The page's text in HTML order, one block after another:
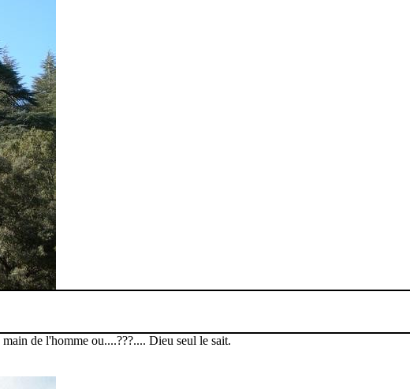
de l'homme ou....???.... Dieu seul le sait.